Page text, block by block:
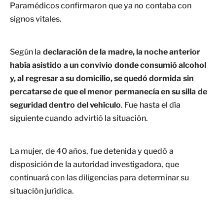
Paramédicos confirmaron que ya no contaba con
signos vitales.
Según la declaración de la madre, la noche anterior
había asistido a un convivio donde consumió alcohol
y, al regresar a su domicilio, se quedó dormida sin
percatarse de que el menor permanecía en su silla de
seguridad dentro del vehículo. Fue hasta el día
siguiente cuando advirtió la situación.
La mujer, de 40 años, fue detenida y quedó a
disposición de la autoridad investigadora, que
continuará con las diligencias para determinar su
situación jurídica.